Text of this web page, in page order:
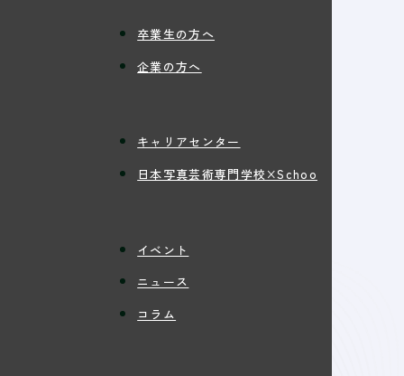
卒業生の方へ
企業の方へ
キャリアセンター
日本写真芸術専門学校×Schoo
イベント
ニュース
コラム